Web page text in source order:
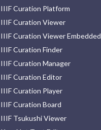
IIIF Curation Platform
IIIF Curation Viewer
IIIF Curation Viewer Embedded
IIIF Curation Finder
IIIF Curation Manager
IIIF Curation Editor
IIIF Curation Player
IIIF Curation Board
IIIF Tsukushi Viewer